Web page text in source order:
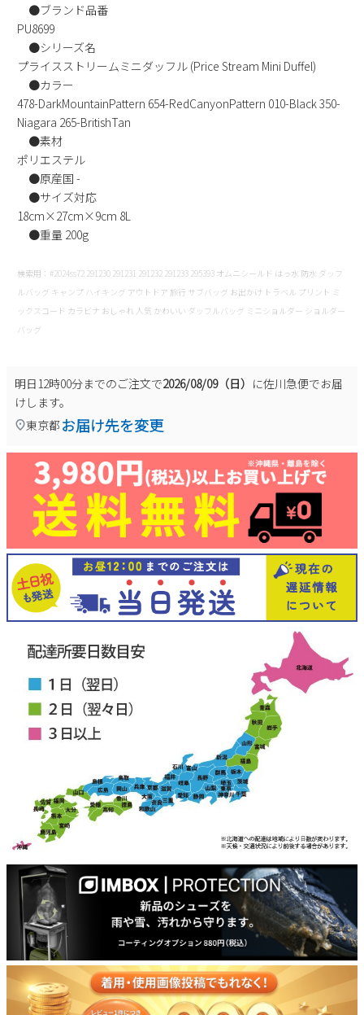
プライバシーポリシー
特定商取引法に基づく表示
お問い合わせ
●ブランド品番
PU8699
●シリーズ名
プライスストリームミニダッフル (Price Stream Mini Duffel)
●カラー
478-DarkMountainPattern 654-RedCanyonPattern 010-Black 350-
Niagara 265-BritishTan
●素材
ポリエステル
●原産国 -
●サイズ対応
18cm×27cm×9cm 8L
●重量 200g
検索用：#2024ss72 291230 291231 291232 291233 295393 オムニシールド はっ水 防水 ダッフ
ルバッグ キャンプ ハイキング アウトドア 旅行 サブバッグ お出かけ トラベル プリント ミ
ックスコード カラビナ おしゃれ 人気 かわいい ダッフルバッグ ミニショルダー ショルダー
バッグ
明日12時00分までのご注文で2026/08/09（日） に佐川急便でお届
けします。
東京都 お届け先を変更